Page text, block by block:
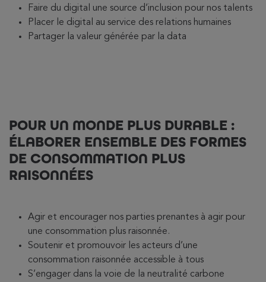
Faire du digital une source d’inclusion pour nos talents
Placer le digital au service des relations humaines
Partager la valeur générée par la data
POUR UN MONDE PLUS DURABLE :
ÉLABORER ENSEMBLE DES FORMES
DE CONSOMMATION PLUS
RAISONNÉES
Agir et encourager nos parties prenantes à agir pour
une consommation plus raisonnée.
Soutenir et promouvoir les acteurs d’une
consommation raisonnée accessible à tous
S’engager dans la voie de la neutralité carbone